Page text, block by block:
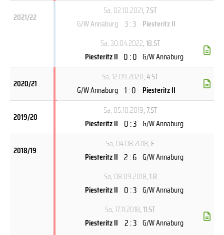
2021/22
Sa, 02.10.2021, 7.ST
G/W Annaburg 3 : 3 Piesteritz II
Sa, 30.04.2022, 18.ST
Piesteritz II 0 : 0 G/W Annaburg
2020/21
Sa, 12.09.2020, 4.ST
G/W Annaburg 1 : 0 Piesteritz II
2019/20
Sa, 05.10.2019, 7.ST
Piesteritz II 0 : 3 G/W Annaburg
2018/19
Sa, 04.08.2018, F
Piesteritz II 2 : 6 G/W Annaburg
Sa, 08.09.2018, 1.R
Piesteritz II 0 : 3 G/W Annaburg
Sa, 17.11.2018, 11.ST
Piesteritz II 2 : 3 G/W Annaburg